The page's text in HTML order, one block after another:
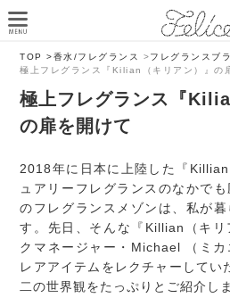
TOP >香水/フレグランス >フレグランスブ
極上フレグランス『Kilian（キリアン）』の
極上フレグランス『
の扉を開けて
2018年に日本に上陸した『
ュアリーフレグランスのなかで
のフレグランスメゾンは、私が
す。先日、そんな『Killian（キリ
クマネージャー・Michael （ミカ
レアアイテムをレクチャーしてい
二の世界観をたっぷりとご紹介し